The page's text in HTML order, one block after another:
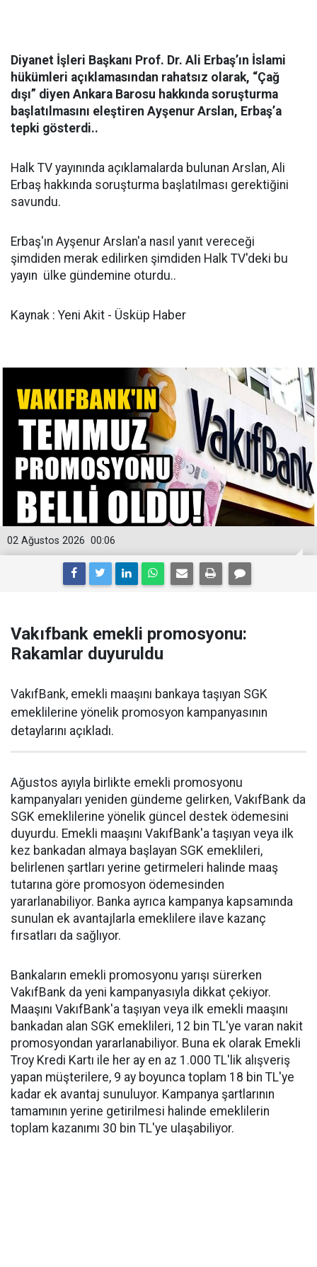
Diyanet İşleri Başkanı Prof. Dr. Ali Erbaş’ın İslami
hükümleri açıklamasından rahatsız olarak, “Çağ
dışı” diyen Ankara Barosu hakkında soruşturma
başlatılmasını eleştiren Ayşenur Arslan, Erbaş’a
tepki gösterdi..
Halk TV yayınında açıklamalarda bulunan Arslan, Ali
Erbaş hakkında soruşturma başlatılması gerektiğini
savundu.
Erbaş'ın Ayşenur Arslan'a nasıl yanıt vereceği
şimdiden merak edilirken şimdiden Halk TV'deki bu
yayın ülke gündemine oturdu..
Kaynak : Yeni Akit - Üsküp Haber
00:06
02 Ağustos 2026
Vakıfbank emekli promosyonu:
Rakamlar duyuruldu
VakıfBank, emekli maaşını bankaya taşıyan SGK
emeklilerine yönelik promosyon kampanyasının
detaylarını açıkladı.
Ağustos ayıyla birlikte emekli promosyonu
kampanyaları yeniden gündeme gelirken, VakıfBank da
SGK emeklilerine yönelik güncel destek ödemesini
duyurdu. Emekli maaşını VakıfBank'a taşıyan veya ilk
kez bankadan almaya başlayan SGK emeklileri,
belirlenen şartları yerine getirmeleri halinde maaş
tutarına göre promosyon ödemesinden
yararlanabiliyor. Banka ayrıca kampanya kapsamında
sunulan ek avantajlarla emeklilere ilave kazanç
fırsatları da sağlıyor.
Bankaların emekli promosyonu yarışı sürerken
VakıfBank da yeni kampanyasıyla dikkat çekiyor.
Maaşını VakıfBank'a taşıyan veya ilk emekli maaşını
bankadan alan SGK emeklileri, 12 bin TL'ye varan nakit
promosyondan yararlanabiliyor. Buna ek olarak Emekli
Troy Kredi Kartı ile her ay en az 1.000 TL'lik alışveriş
yapan müşterilere, 9 ay boyunca toplam 18 bin TL'ye
kadar ek avantaj sunuluyor. Kampanya şartlarının
tamamının yerine getirilmesi halinde emeklilerin
toplam kazanımı 30 bin TL'ye ulaşabiliyor.